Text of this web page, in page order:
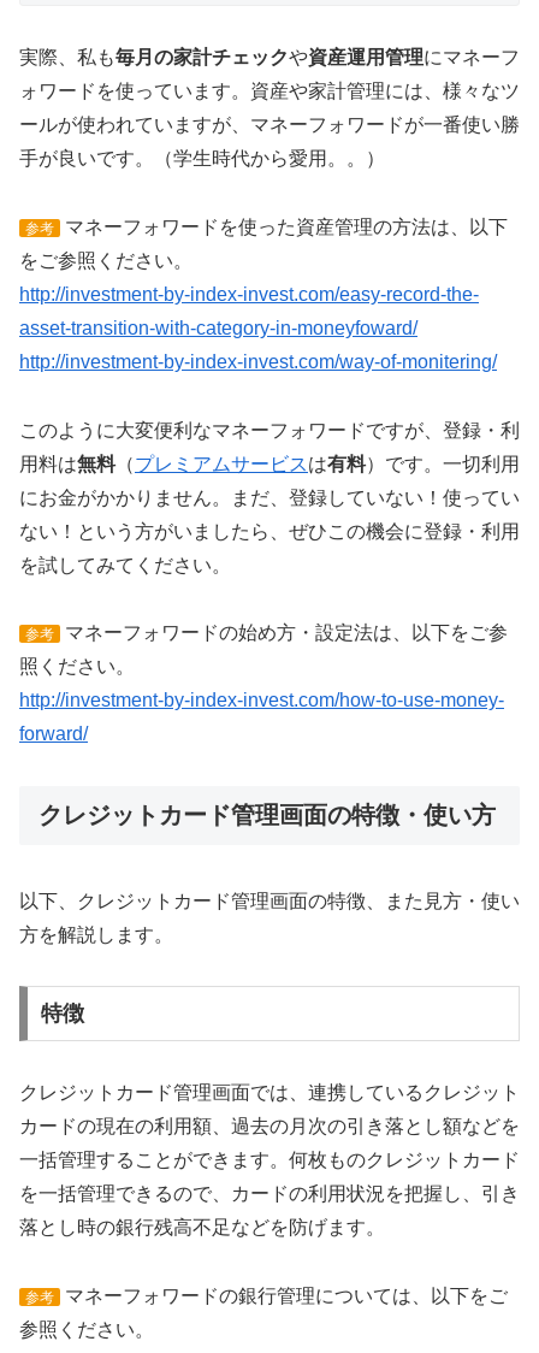
実際、私も毎月の家計チェックや資産運用管理にマネーフ
ォワードを使っています。資産や家計管理には、様々なツ
ールが使われていますが、マネーフォワードが一番使い勝
手が良いです。（学生時代から愛用。。）
参考
マネーフォワードを使った資産管理の方法は、以下
をご参照ください。
http://investment-by-index-invest.com/easy-record-the-
asset-transition-with-category-in-moneyfoward/
http://investment-by-index-invest.com/way-of-monitering/
このように大変便利なマネーフォワードですが、登録・利
用料は無料（プレミアムサービスは有料）です。一切利用
にお金がかかりません。まだ、登録していない！使ってい
ない！という方がいましたら、ぜひこの機会に登録・利用
を試してみてください。
参考
マネーフォワードの始め方・設定法は、以下をご参
照ください。
http://investment-by-index-invest.com/how-to-use-money-
forward/
クレジットカード管理画面の特徴・使い方
以下、クレジットカード管理画面の特徴、また見方・使い
方を解説します。
特徴
クレジットカード管理画面では、連携しているクレジット
カードの現在の利用額、過去の月次の引き落とし額などを
一括管理することができます。何枚ものクレジットカード
を一括管理できるので、カードの利用状況を把握し、引き
落とし時の銀行残高不足などを防げます。
参考
マネーフォワードの銀行管理については、以下をご
参照ください。